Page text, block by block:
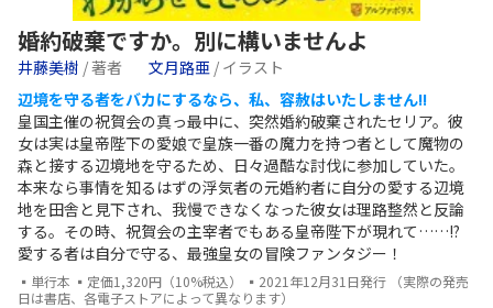
婚約破棄ですか。別に構いませんよ
井藤美樹 / 著者 文月路亜 / イラスト
辺境を守る者をバカにするなら、私、容赦はいたしません!!
皇国主催の祝賀会の真っ最中に、突然婚約破棄されたセリア。彼
女は実は皇帝陛下の愛娘で皇族一番の魔力を持つ者として魔物の
森と接する辺境地を守るため、日々過酷な討伐に参加していた。
本来なら事情を知るはずの浮気者の元婚約者に自分の愛する辺境
地を田舎と見下され、我慢できなくなった彼女は理路整然と反論
する。その時、祝賀会の主宰者でもある皇帝陛下が現れて……!?
愛する者は自分で守る、最強皇女の冒険ファンタジー！
▪単行本 ▪定価1,320円（10%税込） ▪2021年12月31日発行 （実際の発売
日は書店、各電子ストアによって異なります）